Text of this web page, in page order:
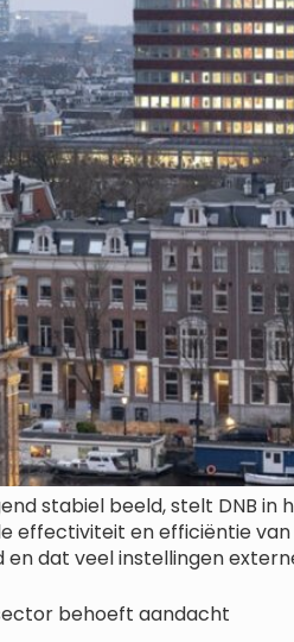
stabiel beeld, stelt DNB in
effectiviteit en efficiëntie
dat veel instellingen
behoeft aandacht